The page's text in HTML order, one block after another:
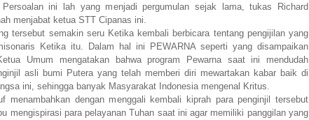
Persoalan ini lah yang menjadi pergumulan sejak lama, tukas Richard
menjabat ketua STT Cipanas ini.
tersebut semakin seru Ketika kembali berbicara tentang pengijilan yang
Ketika itu. Dalam hal ini PEWARNA seperti yang disampaikan
Umum mengatakan bahwa program Pewarna saat ini mendudah
asli bumi Putera yang telah memberi diri mewartakan kabar baik di
ini, sehingga banyak Masyarakat Indonesia mengenal Kritus.
menambahkan dengan menggali kembali kiprah para penginjil tersebut
mengispirasi para pelayanan Tuhan saat ini agar memiliki panggilan yang